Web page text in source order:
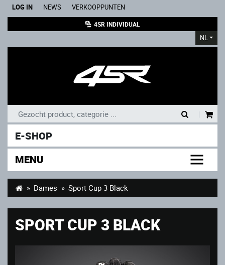
LOG IN NEWS VERKOOPPUNTEN
4SR INDIVIDUAL
NL
E-SHOP
MENU
Dames Sport Cup 3 Black
SPORT CUP 3 BLACK